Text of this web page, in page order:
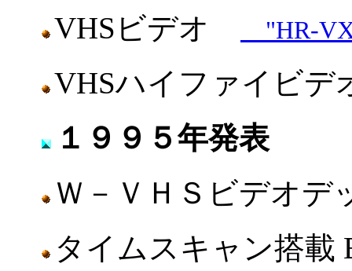
VHSビデオ "HR-
VHSハイファイビデ
１９９５年発表
Ｗ－ＶＨＳビデオ
タイムスキャン搭載